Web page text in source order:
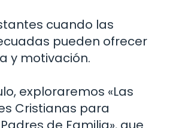
cuando las
pueden ofrecer
y motivación.
exploraremos «Las
Cristianas para